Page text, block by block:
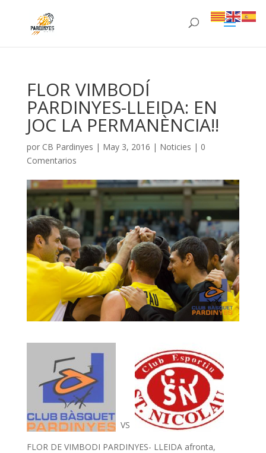
FLOR VIMBODÍ
PARDINYES-LLEIDA: EN
JOC LA PERMANÈNCIA!!
por CB Pardinyes | May 3, 2016 | Noticies | 0
Comentarios
VS
FLOR DE VIMBODI PARDINYES- LLEIDA afronta,